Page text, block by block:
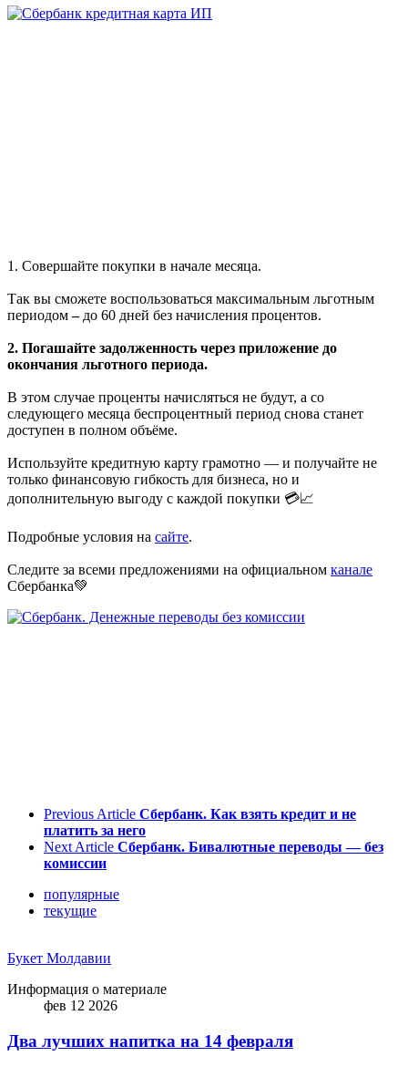
1. Совершайте покупки в начале месяца.
Так вы сможете воспользоваться максимальным льготным
периодом–до 60 дней без начисления процентов.
2. Погашайте задолженность через приложение до
окончания льготного периода.
В этом случае проценты начисляться не будут, а со
следующего месяца беспроцентный период снова станет
доступен в полном объёме.
Используйте кредитную карту грамотно — и получайте не
только финансовую гибкость для бизнеса, но и
дополнительную выгоду с каждой покупки 💳📈
Подробные условия на сайте.
Следите за всеми предложениями на официальном канале
Сбербанка💚
Previous Article Сбербанк. Как взять кредит и не
платить за него
Next Article Сбербанк. Бивалютные переводы — без
комиссии
популярные
текущие
Букет Молдавии
Информация о материале
фев 12 2026
Два лучших напитка на 14 февраля